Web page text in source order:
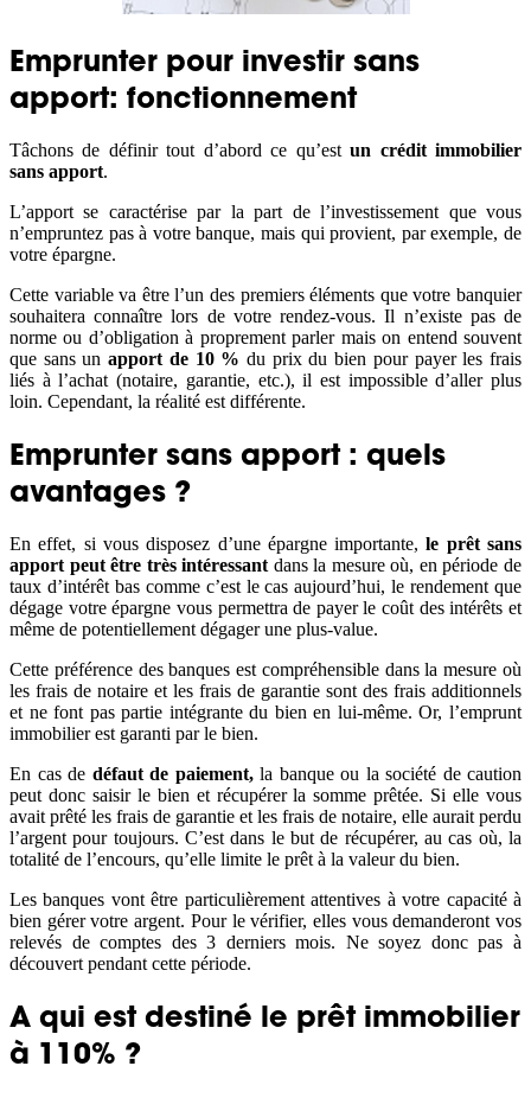
Emprunter pour investir sans
apport: fonctionnement
Tâchons de définir tout d’abord ce qu’estun crédit immobilier
sans apport.
L’apport se caractérise par la part de l’investissement que vous
n’empruntez pas à votre banque, mais qui provient, par exemple, de
votre épargne.
Cette variable va être l’un des premiers éléments que votre banquier
souhaitera connaître lors de votre rendez-vous. Il n’existe pas de
norme ou d’obligation à proprement parler mais on entend souvent
que sans unapport de 10 % du prix du bien pour payer les frais
liés à l’achat (notaire, garantie, etc.), il est impossible d’aller plus
loin. Cependant, la réalité est différente.
Emprunter sans apport : quels
avantages ?
En effet, si vous disposez d’une épargne importante,le prêt sans
apport peut être très intéressant dans la mesure où, en période de
taux d’intérêt bas comme c’est le cas aujourd’hui, le rendement que
dégage votre épargne vous permettra de payer le coût des intérêts et
même de potentiellement dégager une plus-value.
Cette préférence des banques est compréhensible dans la mesure où
les frais de notaire et les frais de garantie sont des frais additionnels
et ne font pas partie intégrante du bien en lui-même. Or, l’emprunt
immobilier est garanti par le bien.
En cas de défaut de paiement,la banque ou la société de caution
peut donc saisir le bien et récupérer la somme prêtée. Si elle vous
avait prêté les frais de garantie et les frais de notaire, elle aurait perdu
l’argent pour toujours. C’est dans le but de récupérer, au cas où, la
totalité de l’encours, qu’elle limite le prêt à la valeur du bien.
Les banques vont être particulièrement attentives à votre capacité à
bien gérer votre argent. Pour le vérifier, elles vous demanderont vos
relevés de comptes des 3 derniers mois. Ne soyez donc pas à
découvert pendant cette période.
A qui est destiné le prêt immobilier
à 110% ?